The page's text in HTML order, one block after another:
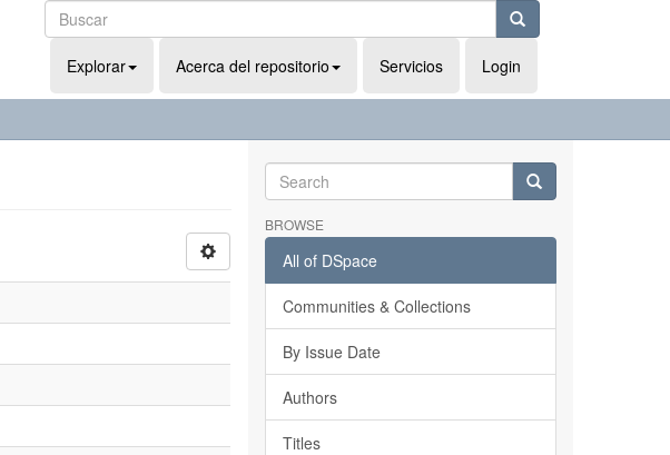
Explorar Acerca del repositorio Servicios Login
BROWSE
All of DSpace
Communities & Collections
By Issue Date
Authors
Titles